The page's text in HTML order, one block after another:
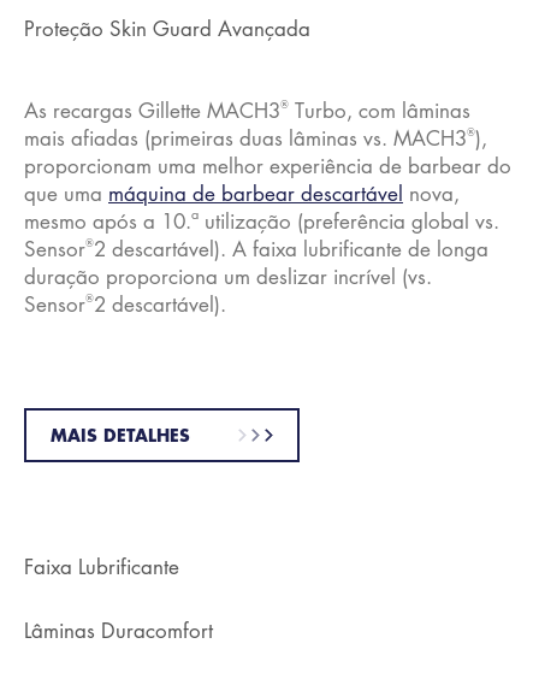
Proteção Skin Guard Avançada
As recargas Gillette MACH3® Turbo, com lâminas
mais afiadas (primeiras duas lâminas vs. MACH3®),
proporcionam uma melhor experiência de barbear do
que uma máquina de barbear descartável nova,
mesmo após a 10.ª utilização (preferência global vs.
Sensor®2 descartável). A faixa lubrificante de longa
duração proporciona um deslizar incrível (vs.
Sensor®2 descartável).
MAIS DETALHES
Faixa Lubrificante
Lâminas Duracomfort